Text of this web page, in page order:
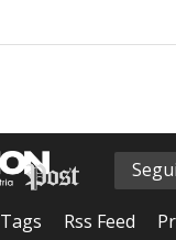
Tags Rss Feed